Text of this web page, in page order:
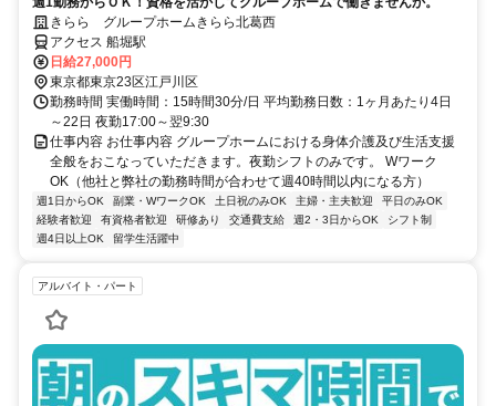
きらら グループホームきらら北葛西
アクセス 船堀駅
日給27,000円
東京都東京23区江戸川区
勤務時間 実働時間：15時間30分/日 平均勤務日数：1ヶ月あたり4日
～22日 夜勤17:00～翌9:30
仕事内容 お仕事内容 グループホームにおける身体介護及び生活支援
全般をおこなっていただきます。夜勤シフトのみです。 Wワーク
OK（他社と弊社の勤務時間が合わせて週40時間以内になる方）
週1日からOK 副業・WワークOK 土日祝のみOK 主婦・主夫歓迎
平日のみOK
経験者歓迎
有資格者歓迎 研修あり 交通費支給 週2・3日からOK
シフト制
週4日以上OK
留学生活躍中
アルバイト・パート